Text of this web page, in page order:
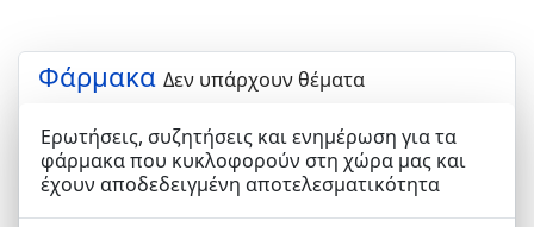
Φάρμακα Δεν υπάρχουν θέματα
Ερωτήσεις, συζητήσεις και ενημέρωση για τα
φάρμακα που κυκλοφορούν στη χώρα μας και
έχουν αποδεδειγμένη αποτελεσματικότητα